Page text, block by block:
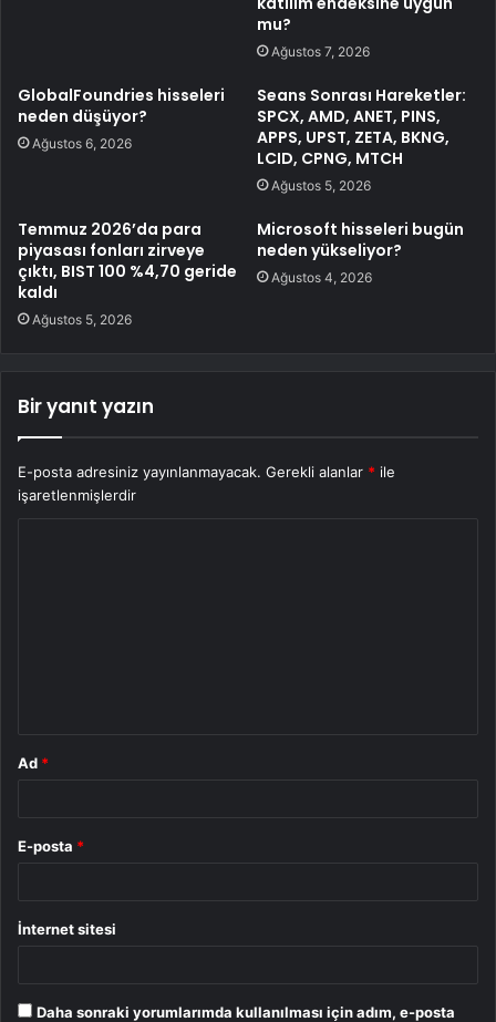
mu?
Ağustos 7, 2026
GlobalFoundries hisseleri
neden düşüyor?
Ağustos 6, 2026
Seans Sonrası Hareketler:
SPCX, AMD, ANET, PINS,
APPS, UPST, ZETA, BKNG,
LCID, CPNG, MTCH
Ağustos 5, 2026
Temmuz 2026’da para
piyasası fonları zirveye
çıktı, BIST 100 %4,70 geride
kaldı
Ağustos 5, 2026
Microsoft hisseleri bugün
neden yükseliyor?
Ağustos 4, 2026
Bir yanıt yazın
E-posta adresiniz yayınlanmayacak. Gerekli alanlar * ile
işaretlenmişlerdir
Ad *
E-posta *
İnternet sitesi
Daha sonraki yorumlarımda kullanılması için adım, e-posta